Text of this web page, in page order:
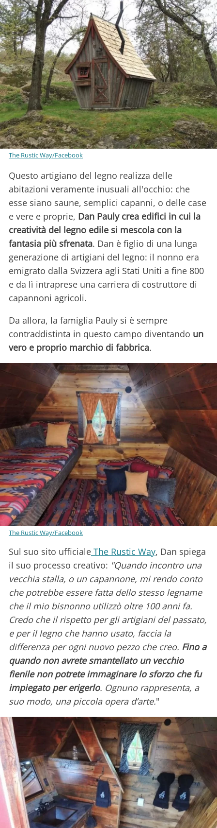
The Rustic Way/Facebook
Questo artigiano del legno realizza delle
abitazioni veramente inusuali all'occhio: che
esse siano saune, semplici capanni, o delle case
e vere e proprie, Dan Pauly crea edifici in cui la
creatività del legno edile si mescola con la
fantasia più sfrenata. Dan è figlio di una lunga
generazione di artigiani del legno: il nonno era
emigrato dalla Svizzera agli Stati Uniti a fine 800
e da lì intraprese una carriera di costruttore di
capannoni agricoli.
Da allora, la famiglia Pauly si è sempre
contraddistinta in questo campo diventando un
vero e proprio marchio di fabbrica.
The Rustic Way/Facebook
Sul suo sito ufficiale The Rustic Way, Dan spiega
il suo processo creativo: "Quando incontro una
vecchia stalla, o un capannone, mi rendo conto
che potrebbe essere fatta dello stesso legname
che il mio bisnonno utilizzò oltre 100 anni fa.
Credo che il rispetto per gli artigiani del passato,
e per il legno che hanno usato, faccia la
differenza per ogni nuovo pezzo che creo. Fino a
quando non avrete smantellato un vecchio
fienile non potrete immaginare lo sforzo che fu
impiegato per erigerlo. Ognuno rappresenta, a
suo modo, una piccola opera d’arte."